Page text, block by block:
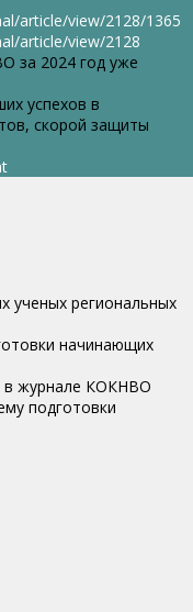
article/view/2128/1365
article/view/2128
за 2024 год уже
успехов в
скорой защиты
on
Багисова
ученых региональных
начинающих
в журнале КОКНВО
подготовки